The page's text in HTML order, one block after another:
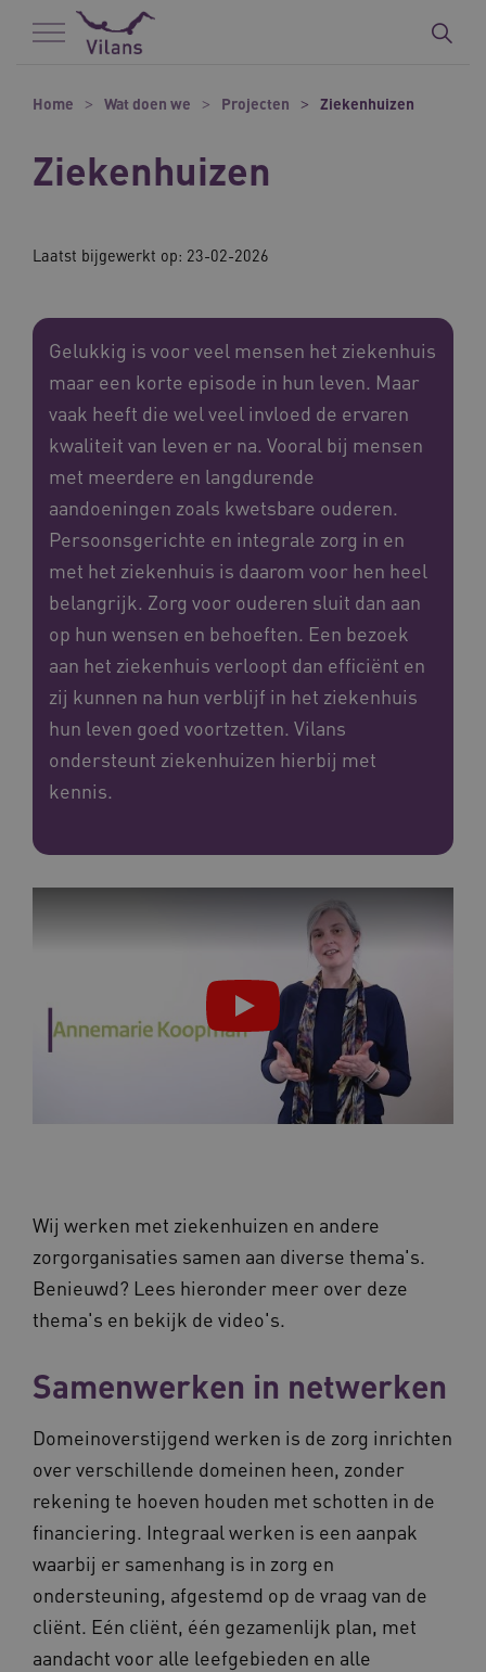
Naar hoofdinhoud
Naar footer
Home Wat doen we Projecten Ziekenhuizen
Ziekenhuizen
Laatst bijgewerkt op: 23-02-2026
Gelukkig is voor veel mensen het ziekenhuis
maar een korte episode in hun leven. Maar
vaak heeft die wel veel invloed de ervaren
kwaliteit van leven er na. Vooral bij mensen
met meerdere en langdurende
aandoeningen zoals kwetsbare ouderen.
Persoonsgerichte en integrale zorg in en
met het ziekenhuis is daarom voor hen heel
belangrijk. Zorg voor ouderen sluit dan aan
op hun wensen en behoeften. Een bezoek
aan het ziekenhuis verloopt dan efficiënt en
zij kunnen na hun verblijf in het ziekenhuis
hun leven goed voortzetten. Vilans
ondersteunt ziekenhuizen hierbij met
kennis.
Wij werken met ziekenhuizen en andere
zorgorganisaties samen aan diverse thema's.
Benieuwd? Lees hieronder meer over deze
thema's en bekijk de video's.
Samenwerken in netwerken
Domeinoverstijgend werken is de zorg inrichten
over verschillende domeinen heen, zonder
rekening te hoeven houden met schotten in de
financiering. Integraal werken is een aanpak
waarbij er samenhang is in zorg en
ondersteuning, afgestemd op de vraag van de
cliënt. Eén cliënt, één gezamenlijk plan, met
aandacht voor alle leefgebieden en alle